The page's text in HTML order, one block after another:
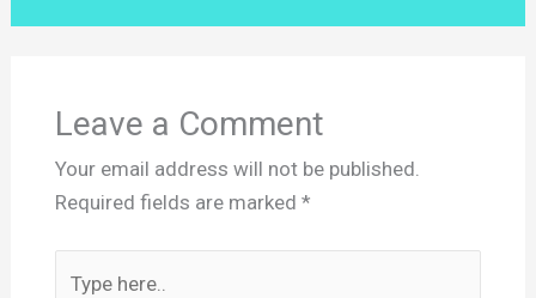
Leave a Comment
Your email address will not be published.
Required fields are marked *